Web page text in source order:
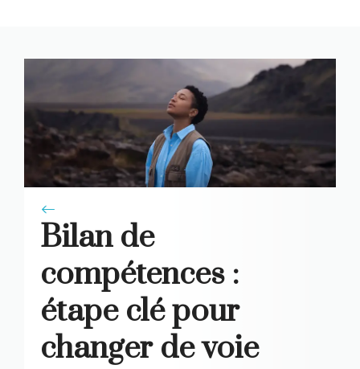
Bilan de
compétences :
étape clé pour
changer de voie